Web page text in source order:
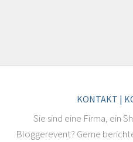
KONTAKT |
Sie sind eine Firma, ein
Bloggerevent? Gerne